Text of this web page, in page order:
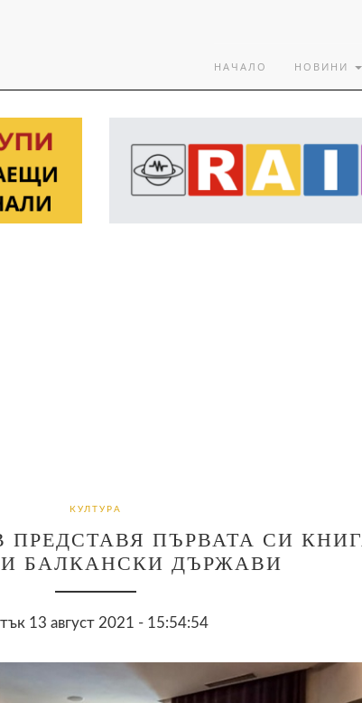
НАЧАЛО НОВИНИ
КУЛТУРА
ПЪРВАТА СИ
БАЛКАНСКИ ДЪРЖАВИ
13 август 2021 - 15:54:54